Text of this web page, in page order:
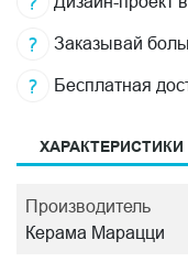
Заказывай
Бесплатная
ХАРАКТЕРИСТИКИ
Производитель
Керама Марацци